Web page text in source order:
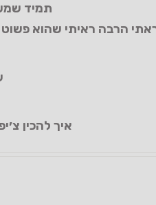
תמיד
הרבה ראיתי שהוא
איך להכין